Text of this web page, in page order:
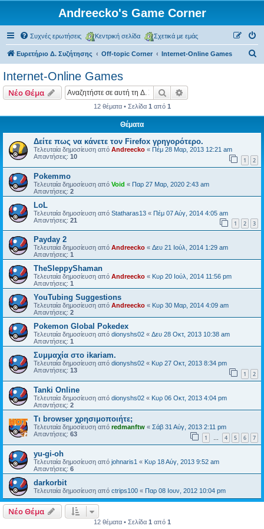
Andreecko's Game Corner
Συχνές ερωτήσεις Κεντρική σελίδα Σχετικά με εμάς
Ευρετήριο Δ. Συζήτησης Off-topic Corner Internet-Online Games
η
Internet-Online Games
Νέο Θέμα Αναζήτηση
12 θέματα • Σελίδα 1 από 1
Θέματα
Δείτε πως να κάνετε τον Firefox γρηγορότερο.
Τελευταία δημοσίευση από Andreecko « Πέμ 28 Μαρ, 2013 12:21 am
Απαντήσεις: 10 1 2
Pokemmo
Τελευταία δημοσίευση από Void « Παρ 27 Μαρ, 2020 2:43 am
Απαντήσεις: 2
LoL
Τελευταία δημοσίευση από Statharas13 « Πέμ 07 Αύγ, 2014 4:05 am
Απαντήσεις: 21 1 2 3
Payday 2
Τελευταία δημοσίευση από Andreecko « Δευ 21 Ιούλ, 2014 1:29 am
Απαντήσεις: 1
TheSleppyShaman
Τελευταία δημοσίευση από Andreecko « Κυρ 20 Ιούλ, 2014 11:56 pm
Απαντήσεις: 1
YouTubing Suggestions
Τελευταία δημοσίευση από Andreecko « Κυρ 30 Μαρ, 2014 4:09 am
Απαντήσεις: 2
Pokemon Global Pokedex
Τελευταία δημοσίευση από dionyshs02 « Δευ 28 Οκτ, 2013 10:38 am
Απαντήσεις: 1
Συμμαχία στο ikariam.
Τελευταία δημοσίευση από dionyshs02 « Κυρ 27 Οκτ, 2013 8:34 pm
Απαντήσεις: 13 1 2
Tanki Online
Τελευταία δημοσίευση από dionyshs02 « Κυρ 06 Οκτ, 2013 4:04 pm
Απαντήσεις: 2
Τι browser χρησιμοποιήτε;
Τελευταία δημοσίευση από redmanftw « Σάβ 31 Αύγ, 2013 2:11 pm
Απαντήσεις: 63 1 … 4 5 6 7
yu-gi-oh
Τελευταία δημοσίευση από johnaris1 « Κυρ 18 Αύγ, 2013 9:52 am
Απαντήσεις: 6
darkorbit
Τελευταία δημοσίευση από ctrips100 « Παρ 08 Ιουν, 2012 10:04 pm
Νέο Θέμα
12 θέματα • Σελίδα 1 από 1